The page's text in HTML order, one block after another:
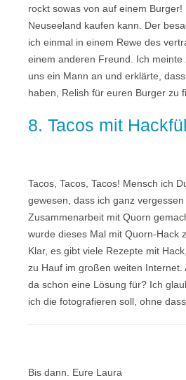
rockt sowas von auf einem
Neuseeland kaufen kann. Der
ich einmal in einem Rewe des
einem anderen Freund. Ich
uns ein Mann an und erklärte,
haben, Relish für euren Burger zu
8. Tacos mit
Tacos, Tacos, Tacos! Mensch ich
gewesen, dass ich ganz
Zusammenarbeit mit Quorn
wurde dieses Mal mit Quorn-Hack
Klar, es gibt viele Rezepte mit
zu Hauf im großen weiten
da schon eine Lösung für? Ich
ich die fotografieren soll, ohne
Bis dann. Eure Laura